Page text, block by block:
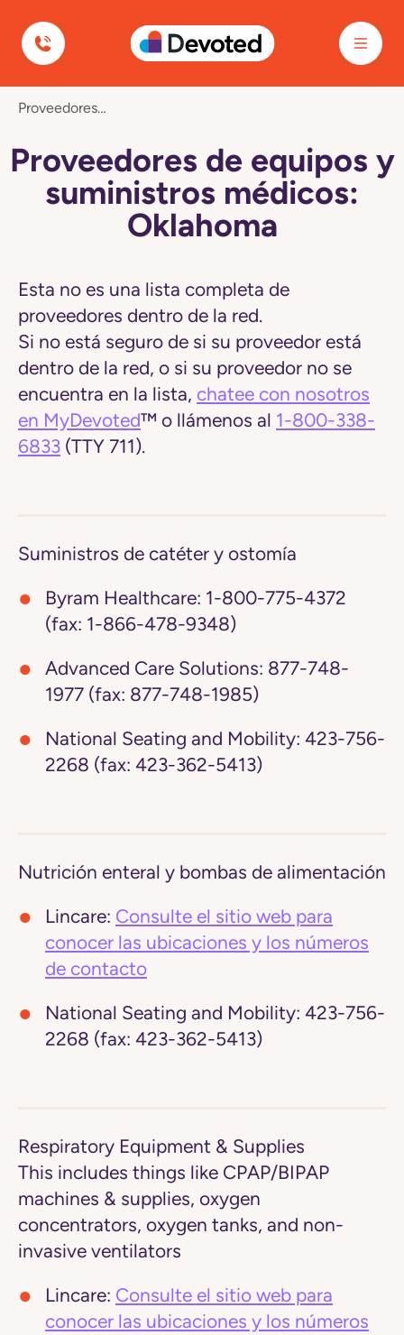
Devoted Health
Proveedores
de
equipos
Proveedores De Equipos Y Suministros Médicos: Oklahoma
Proveedores de equipos y
suministros médicos:
Oklahoma
Esta no es una lista completa de
proveedores dentro de la red.
Si no está seguro de si su proveedor está
dentro de la red, o si su proveedor no se
encuentra en la lista, chatee con nosotros
en MyDevoted™ o llámenos al 1-800-338-
6833 (TTY 711).
Suministros de catéter y ostomía
Byram Healthcare: 1-800-775-4372
(fax: 1-866-478-9348)
Advanced Care Solutions: 877-748-
1977 (fax: 877-748-1985)
National Seating and Mobility: 423-756-
2268 (fax: 423-362-5413)
Nutrición enteral y bombas de alimentación
Lincare: Consulte el sitio web para
conocer las ubicaciones y los números
de contacto
National Seating and Mobility: 423-756-
2268 (fax: 423-362-5413)
Respiratory Equipment & Supplies
This includes things like CPAP/BIPAP
machines & supplies, oxygen
concentrators, oxygen tanks, and non-
invasive ventilators
Lincare: Consulte el sitio web para
conocer las ubicaciones y los números